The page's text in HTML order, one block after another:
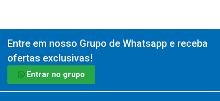
Entre em nosso Grupo de Whatsapp e receba
ofertas exclusivas!
Entrar no grupo